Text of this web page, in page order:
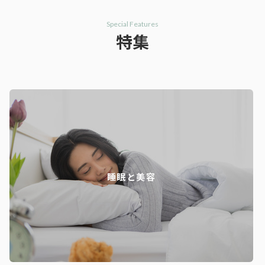
Special Features
特集
睡眠と美容